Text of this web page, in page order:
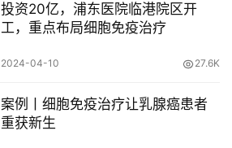
投资20亿，浦东医院临港院区开
工，重点布局细胞免疫治疗
2024-04-10 27.6K
案例丨细胞免疫治疗让乳腺癌患者
重获新生